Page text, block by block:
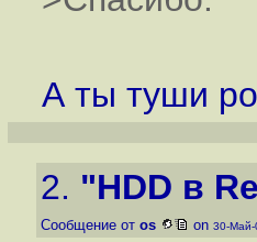
А ты туши
2. "HDD в
Сообщение от os on 30-Май-